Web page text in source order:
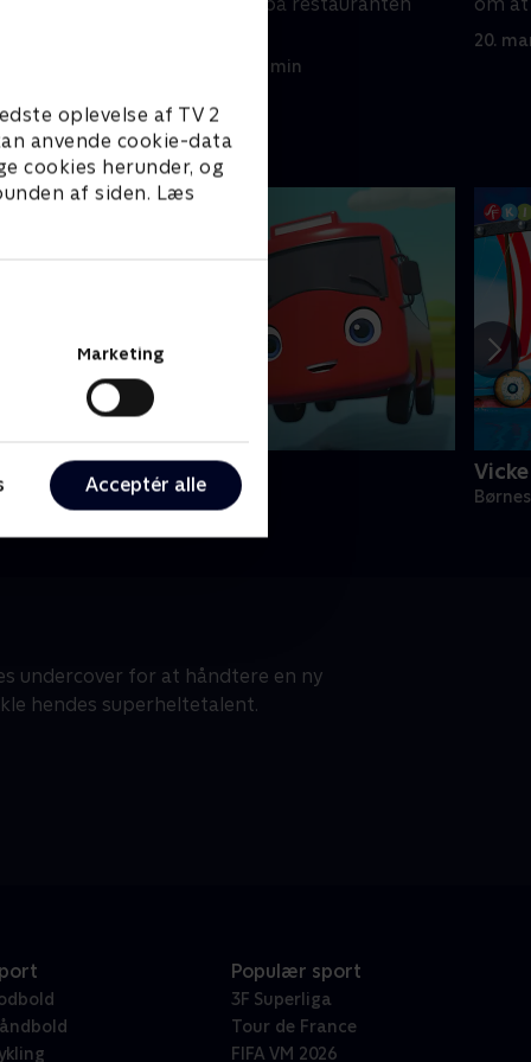
oplevelse af TV 2
anvende cookie-data
cookies herunder, og
af siden. Læs
Marketing
Acceptér alle
20. marts 2026 • 21 min
20.
Lille røde bus
• 1 sæsoner
undercover for at håndtere en ny
hendes superheltetalent.
Populær sport
3F Superliga
Tour de France
FIFA VM 2026